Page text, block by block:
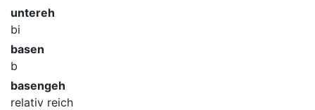
untereh
bi
basen
b
basengeh
relativ reich